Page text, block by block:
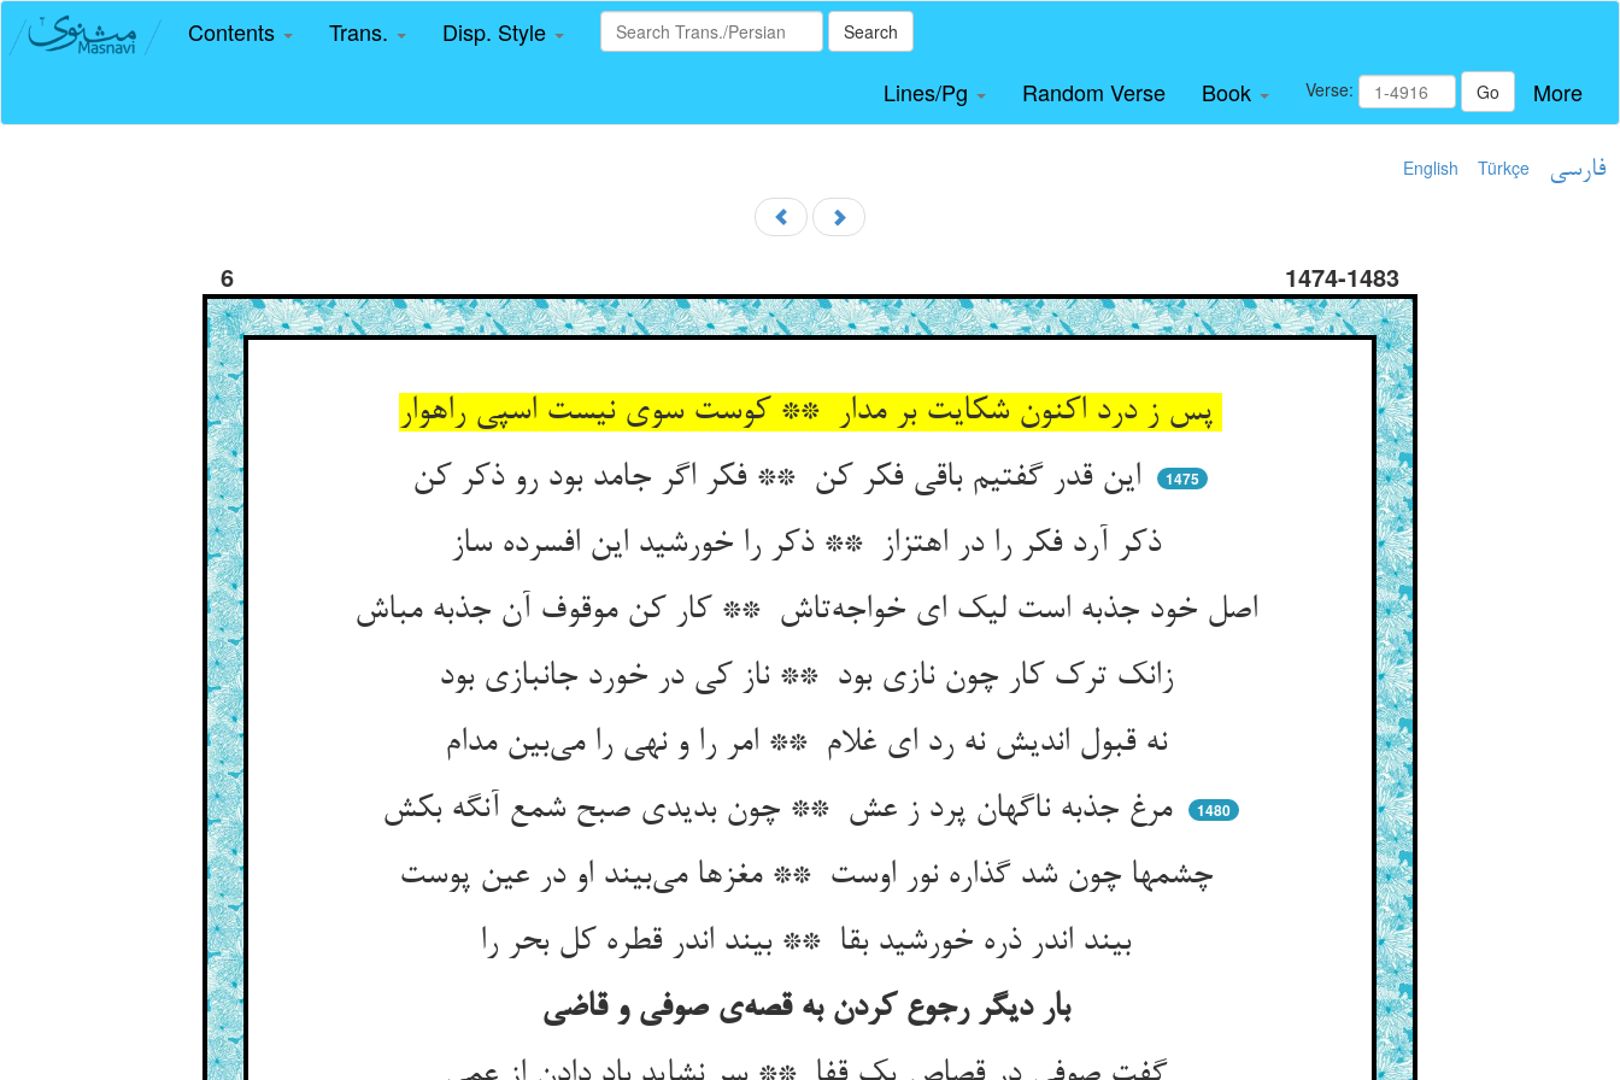
Contents Trans. Disp. Style Search
Lines/Pg Random Verse Book Verse: Go More
English Türkçe فارسی
6 1474-1483
پس ز درد اکنون شکایت بر مدار ** کوست سوی نیست اسپی راهوار
1475
ذکر آرد فکر را در اهتزاز ** ذکر را خورشید این افسرده ساز
اصل خود جذبه است لیک ای خواجه‌تاش ** کار کن موقوف آن جذبه مباش
زانک ترک کار چون نازی بود ** ناز کی در خورد جانبازی بود
نه قبول اندیش نه رد ای غلام ** امر را و نهی را می‌بین مدام
مرغ جذبه ناگهان پرد ز عش ** چون بدیدی صبح شمع آنگه بکش
1480
چشمها چون شد گذاره نور اوست ** مغزها می‌بیند او در عین پوست
بیند اندر ذره خورشید بقا ** بیند اندر قطره کل بحر را
بار دیگر رجوع کردن به قصه‌ی صوفی و قاضی